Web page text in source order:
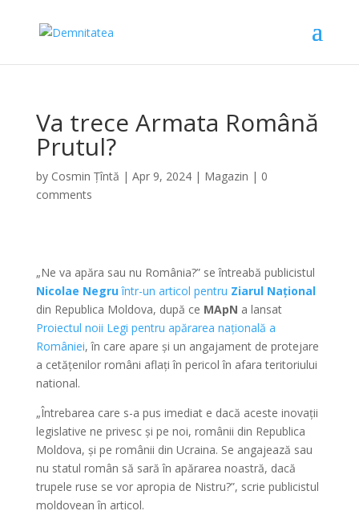
Va trece Armata Română
Prutul?
by Cosmin Țîntă | Apr 9, 2024| Magazin | 0
comments
„Ne va apăra sau nu România?” se întreabă publicistul
Nicolae Negruîntr-un articol pentru Ziarul Național
din Republica Moldova, după ce MApN a lansat
Proiectul noii Legi pentru apărarea națională a
României, în care apare și un angajament de protejare
a cetățenilor români aflați în pericol în afara teritoriului
national.
„Întrebarea care s-a pus imediat e dacă aceste inovații
legislative ne privesc și pe noi, românii din Republica
Moldova, și pe românii din Ucraina. Se angajează sau
nu statul român să sară în apărarea noastră, dacă
trupele ruse se vor apropia de Nistru?”, scrie publicistul
moldovean în articol.